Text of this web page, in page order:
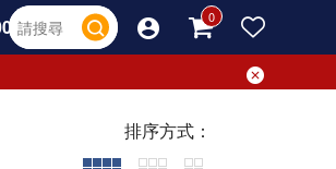
排序方式：